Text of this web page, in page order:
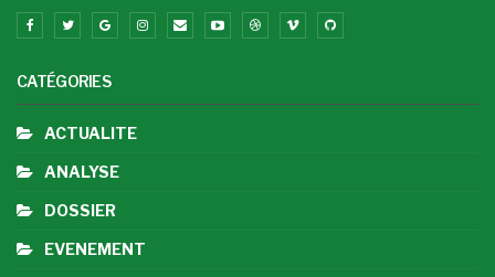
CATÉGORIES
ACTUALITE
ANALYSE
DOSSIER
EVENEMENT